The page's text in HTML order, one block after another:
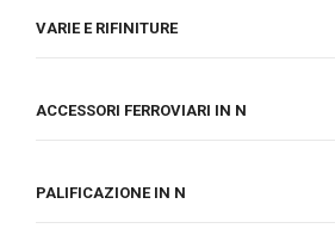
VARIE E RIFINITURE
ACCESSORI FERROVIARI IN N
PALIFICAZIONE IN N